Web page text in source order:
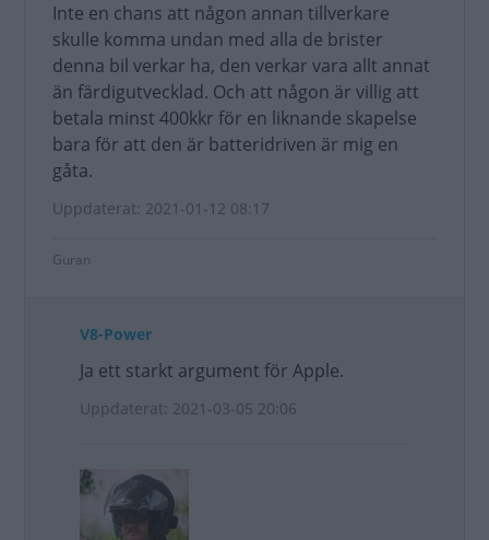
Inte en chans att någon annan tillverkare
skulle komma undan med alla de brister
denna bil verkar ha, den verkar vara allt annat
än färdigutvecklad. Och att någon är villig att
betala minst 400kkr för en liknande skapelse
bara för att den är batteridriven är mig en
gåta.
Uppdaterat: 2021-01-12 08:17
Guran
V8-Power
Ja ett starkt argument för Apple.
Uppdaterat: 2021-03-05 20:06